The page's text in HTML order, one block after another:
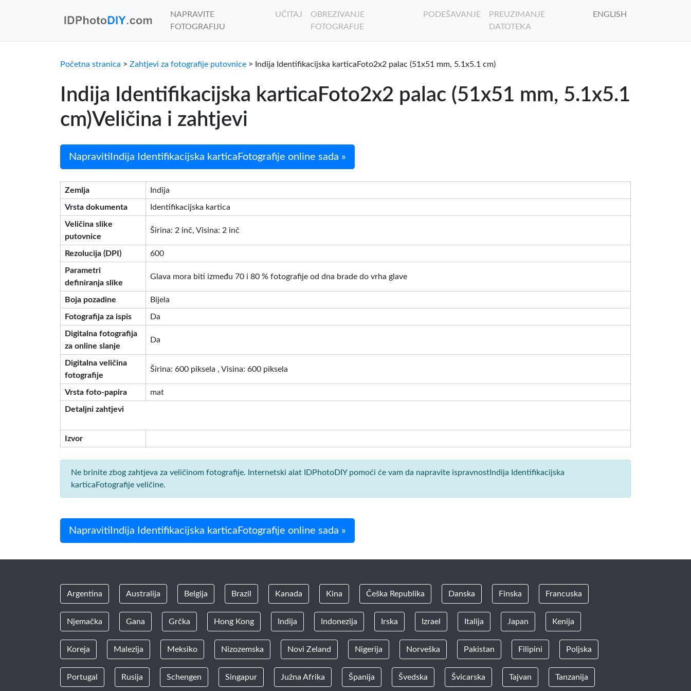
NAPRAVITE
FOTOGRAFIJU
UČITAJ
OBREZIVANJE
FOTOGRAFIJE
PODEŠAVANJE
PREUZIMANJE
DATOTEKA
ENGLISH
Početna stranica > Zahtjevi za fotografije putovnice > Indija Identifikacijska karticaFoto2x2 palac (51x51 mm, 5.1x5.1 cm)
Indija Identifikacijska karticaFoto2x2 palac (51x51 mm, 5.1x5.1
cm)Veličina i zahtjevi
NapravitiIndija Identifikacijska karticaFotografije online sada »
Zemlja Indija
Vrsta dokumenta Identifikacijska kartica
Veličina slike
putovnice
Širina: 2 inč, Visina: 2 inč
Rezolucija (DPI) 600
Parametri
definiranja slike
Glava mora biti između 70 i 80 % fotografije od dna brade do vrha glave
Boja pozadine Bijela
Fotografija za ispis Da
Digitalna fotografija
za online slanje
Da
Digitalna veličina
fotografije
Širina: 600 piksela , Visina: 600 piksela
Vrsta foto-papira mat
Detaljni zahtjevi
Izvor
Ne brinite zbog zahtjeva za veličinom fotografije. Internetski alat IDPhotoDIY pomoći će vam da napravite ispravnostIndija Identifikacijska
karticaFotografije veličine.
NapravitiIndija Identifikacijska karticaFotografije online sada »
Argentina Australija Belgija Brazil Kanada Kina Češka Republika Danska Finska Francuska
Njemačka Gana Grčka Hong Kong Indija Indonezija Irska Izrael Italija Japan Kenija
Koreja Malezija Meksiko Nizozemska Novi Zeland Nigerija Norveška Pakistan Filipini Poljska
Portugal Rusija Schengen Singapur Južna Afrika Španija Švedska Švicarska Tajvan Tanzanija